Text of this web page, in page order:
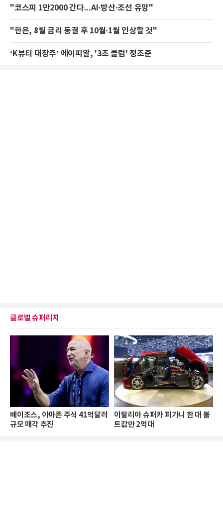
"코스피 1만2000 간다...AI·방산·조선 유망"
"한은, 8월 금리 동결 후 10월·1월 인상할 것"
‘K뷰티 대장주’ 에이피알, '3조 클럽' 정조준
글로벌 슈퍼리치
베이조스, 아마존 주식 41억달러
규모 매각 추진
이탈리아 슈퍼카 피가니 한 대 볼
트값만 2억대